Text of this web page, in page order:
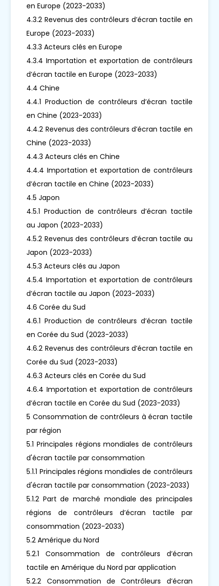
en Europe (2023-2033)
4.3.2 Revenus des contrôleurs d’écran tactile en
Europe (2023-2033)
4.3.3 Acteurs clés en Europe
4.3.4 Importation et exportation de contrôleurs
d’écran tactile en Europe (2023-2033)
4.4 Chine
4.4.1 Production de contrôleurs d’écran tactile
en Chine (2023-2033)
4.4.2 Revenus des contrôleurs d’écran tactile en
Chine (2023-2033)
4.4.3 Acteurs clés en Chine
4.4.4 Importation et exportation de contrôleurs
d’écran tactile en Chine (2023-2033)
4.5 Japon
4.5.1 Production de contrôleurs d’écran tactile
au Japon (2023-2033)
4.5.2 Revenus des contrôleurs d’écran tactile au
Japon (2023-2033)
4.5.3 Acteurs clés au Japon
4.5.4 Importation et exportation de contrôleurs
d’écran tactile au Japon (2023-2033)
4.6 Corée du Sud
4.6.1 Production de contrôleurs d’écran tactile
en Corée du Sud (2023-2033)
4.6.2 Revenus des contrôleurs d’écran tactile en
Corée du Sud (2023-2033)
4.6.3 Acteurs clés en Corée du Sud
4.6.4 Importation et exportation de contrôleurs
d’écran tactile en Corée du Sud (2023-2033)
5 Consommation de contrôleurs à écran tactile
par région
5.1 Principales régions mondiales de contrôleurs
d'écran tactile par consommation
5.1.1 Principales régions mondiales de contrôleurs
d'écran tactile par consommation (2023-2033)
5.1.2 Part de marché mondiale des principales
régions de contrôleurs d’écran tactile par
consommation (2023-2033)
5.2 Amérique du Nord
5.2.1 Consommation de contrôleurs d’écran
tactile en Amérique du Nord par application
5.2.2 Consommation de Contrôleurs d’écran